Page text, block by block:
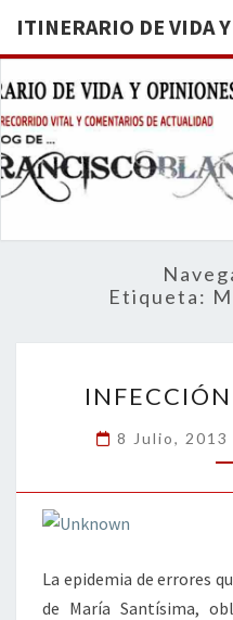
ITINERARIO DE VIDA
Etiqueta:
INFECCIÓN
8 Julio, 2013
La epidemia de errores
de María Santísima,